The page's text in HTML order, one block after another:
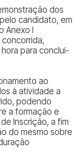
dos
candidato, em
I
para concluí-
ao
à atividade a
podendo
a formação e
Inscrição, a fim
do mesmo sobre